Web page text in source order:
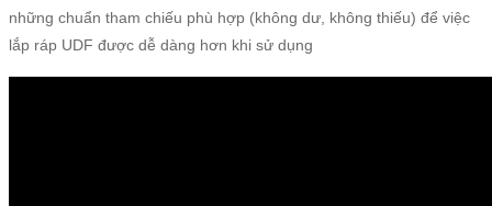
những chuẩn tham chiếu phù hợp (không dư, không thiếu) để việc
lắp ráp UDF được dễ dàng hơn khi sử dụng